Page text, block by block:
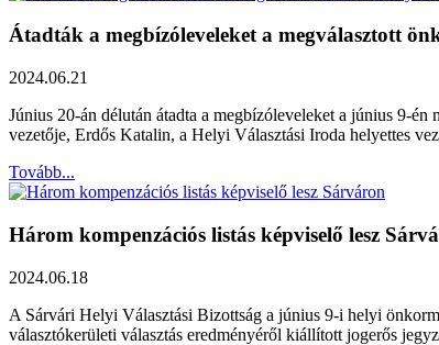
Átadták a megbízóleveleket a megválasztott
2024.06.21
Június 20-án délután átadta a megbízóleveleket a június 9-
vezetője, Erdős Katalin, a Helyi Választási Iroda helyettes
Tovább...
Három kompenzációs listás képviselő lesz
2024.06.18
A Sárvári Helyi Választási Bizottság a június 9-i helyi
választókerületi választás eredményéről kiállított jogerős